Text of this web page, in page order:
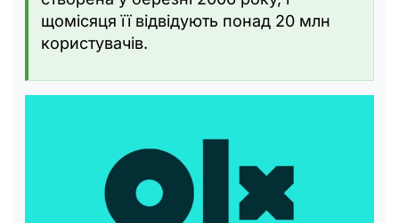
щомісяця її відвідують понад 20 млн
користувачів.